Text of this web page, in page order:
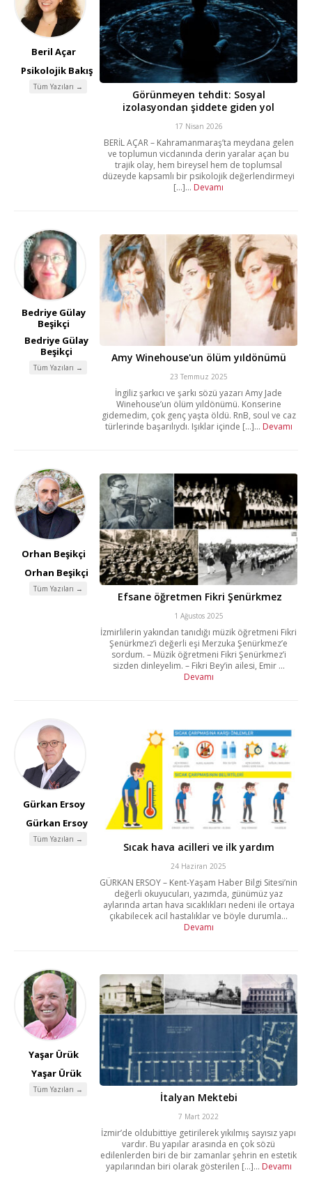
Beril Açar
Psikolojik Bakış
Tüm Yazıları →
Görünmeyen tehdit: Sosyal
izolasyondan şiddete giden yol
17 Nisan 2026
BERİL AÇAR – Kahramanmaraş’ta meydana gelen
ve toplumun vicdanında derin yaralar açan bu
trajik olay, hem bireysel hem de toplumsal
düzeyde kapsamlı bir psikolojik değerlendirmeyi
[...]... Devamı
Bedriye Gülay
Beşikçi
Bedriye Gülay
Beşikçi
Tüm Yazıları →
Amy Winehouse'un ölüm yıldönümü
23 Temmuz 2025
İngiliz şarkıcı ve şarkı sözü yazarı Amy Jade
Winehouse’un ölüm yıldönümü. Konserine
gidemedim, çok genç yaşta öldü. RnB, soul ve caz
türlerinde başarılıydı. Işıklar içinde [...]... Devamı
Orhan Beşikçi
Orhan Beşikçi
Tüm Yazıları →
Efsane öğretmen Fikri Şenürkmez
1 Ağustos 2025
İzmirlilerin yakından tanıdığı müzik öğretmeni Fikri
Şenürkmez’i değerli eşi Merzuka Şenürkmez’e
sordum. – Müzik öğretmeni Fikri Şenürkmez’i
sizden dinleyelim. – Fikri Bey’in ailesi, Emir ...
Devamı
Gürkan Ersoy
Gürkan Ersoy
Tüm Yazıları →
Sıcak hava acilleri ve ilk yardım
24 Haziran 2025
GÜRKAN ERSOY – Kent-Yaşam Haber Bilgi Sitesi’nin
değerli okuyucuları, yazımda, günümüz yaz
aylarında artan hava sıcaklıkları nedeni ile ortaya
çıkabilecek acil hastalıklar ve böyle durumla...
Devamı
Yaşar Ürük
Yaşar Ürük
Tüm Yazıları →
İtalyan Mektebi
7 Mart 2022
İzmir’de oldubittiye getirilerek yıkılmış sayısız yapı
vardır. Bu yapılar arasında en çok sözü
edilenlerden biri de bir zamanlar şehrin en estetik
yapılarından biri olarak gösterilen [...]... Devamı